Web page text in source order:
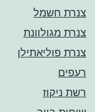
צנרת חשמל
צנרת מגולוונת
צנרת פוליאתילן
רעפים
רשת ניקוז